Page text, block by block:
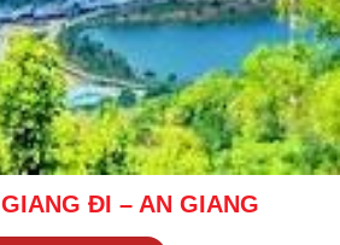
ĐI – AN GIANG